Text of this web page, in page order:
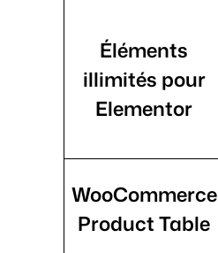
Éléments
illimités pour
Elementor
WooCommerce
Product Table